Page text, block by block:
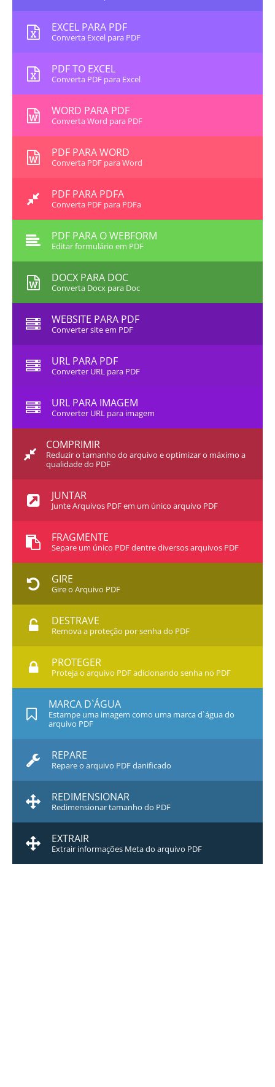
EXCEL PARA PDF
Converta Excel para PDF
PDF TO EXCEL
Converta PDF para Excel
WORD PARA PDF
Converta Word para PDF
PDF PARA WORD
Converta PDF para Word
PDF PARA PDFA
Converta PDF para PDFa
PDF PARA O WEBFORM
Editar formulário em PDF
DOCX PARA DOC
Converta Docx para Doc
WEBSITE PARA PDF
Converter site em PDF
URL PARA PDF
Converter URL para PDF
URL PARA IMAGEM
Converter URL para imagem
COMPRIMIR
Reduzir o tamanho do arquivo e optimizar o máximo a
qualidade do PDF
JUNTAR
Junte Arquivos PDF em um único arquivo PDF
FRAGMENTE
Separe um único PDF dentre diversos arquivos PDF
GIRE
Gire o Arquivo PDF
DESTRAVE
Remova a proteção por senha do PDF
PROTEGER
Proteja o arquivo PDF adicionando senha no PDF
MARCA D`ÁGUA
Estampe uma imagem como uma marca d`água do
arquivo PDF
REPARE
Repare o arquivo PDF danificado
REDIMENSIONAR
Redimensionar tamanho do PDF
EXTRAIR
Extrair informações Meta do arquivo PDF